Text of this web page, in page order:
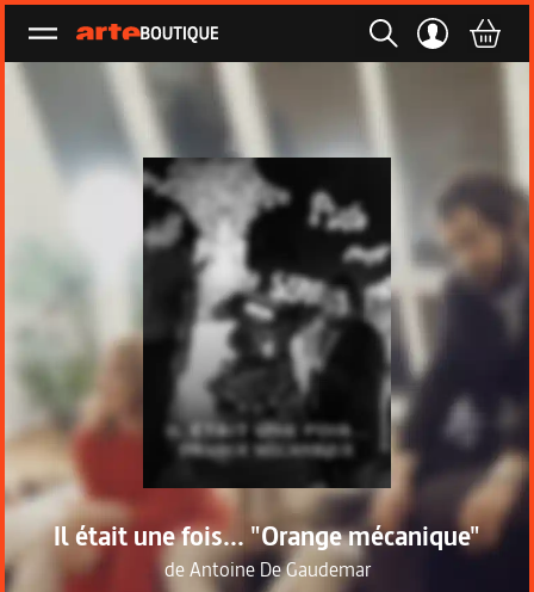
Ouvrir le menu
Il était une fois... "Orange mécanique"
deAntoine De Gaudemar